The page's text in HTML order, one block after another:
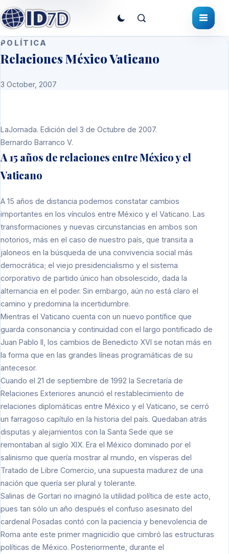
POLÍTICA
Relaciones México Vaticano
3 October, 2007
LaJornada. Edición del 3 de Octubre de 2007.
Bernardo Barranco V.
A 15 años de relaciones entre México y el
Vaticano
A 15 años de distancia podemos constatar cambios
importantes en los vínculos entre México y el Vaticano. Las
transformaciones y nuevas circunstancias en ambos son
notorios, más en el caso de nuestro país, que transita a
jaloneos en la búsqueda de una convivencia social más
democrática; el viejo presidencialismo y el sistema
corporativo de partido único han obsolescido, dada la
alternancia en el poder. Sin embargo, aún no está claro el
camino y predomina la incertidumbre.
Mientras el Vaticano cuenta con un nuevo pontífice que
guarda consonancia y continuidad con el largo pontificado de
Juan Pablo II, los cambios de Benedicto XVI se notan más en
la forma que en las grandes líneas programáticas de su
antecesor.
Cuando el 21 de septiembre de 1992 la Secretaría de
Relaciones Exteriores anunció el restablecimiento de
relaciones diplomáticas entre México y el Vaticano, se cerró
un farragoso capítulo en la historia del país. Quedaban atrás
disputas y alejamientos con la Santa Sede que se
remontaban al siglo XIX. Era el México dominado por el
salinismo que quería mostrar al mundo, en vísperas del
Tratado de Libre Comercio, una supuesta madurez de una
nación que quería ser plural y tolerante.
Salinas de Gortari no imaginó la utilidad política de este acto,
pues tan sólo un año después el confuso asesinato del
cardenal Posadas contó con la paciencia y benevolencia de
Roma ante este primer magnicidio que cimbró las estructuras
políticas de México. Posteriormente, durante el